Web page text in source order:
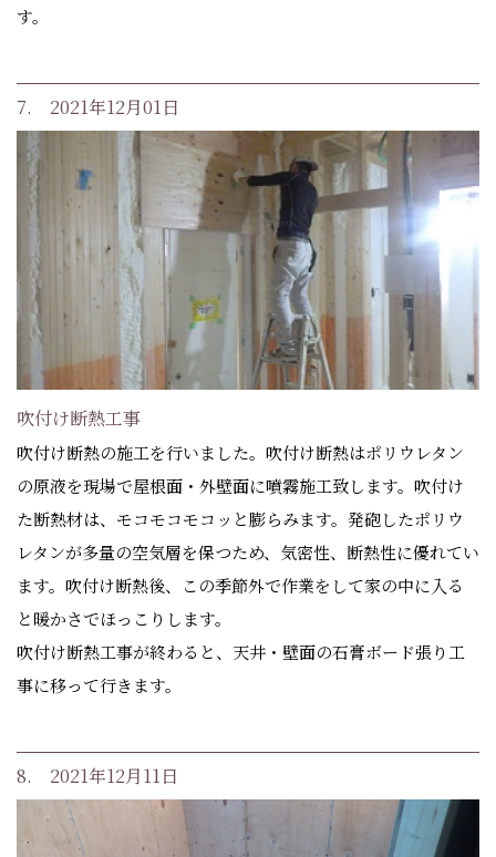
す。
7. 2021年12月01日
吹付け断熱工事
吹付け断熱の施工を行いました。吹付け断熱はポリウレタン
の原液を現場で屋根面・外壁面に噴霧施工致します。吹付け
た断熱材は、モコモコモコッと膨らみます。発砲したポリウ
レタンが多量の空気層を保つため、気密性、断熱性に優れてい
ます。吹付け断熱後、この季節外で作業をして家の中に入る
と暖かさでほっこりします。
吹付け断熱工事が終わると、天井・壁面の石膏ボード張り工
事に移って行きます。
8. 2021年12月11日